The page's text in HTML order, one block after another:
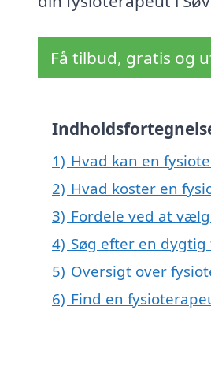
Få tilbud, gratis og
1) Hvad kan en
2) Hvad koster en
3) Fordele ved at
4) Søg efter en
5) Oversigt over
6) Find en